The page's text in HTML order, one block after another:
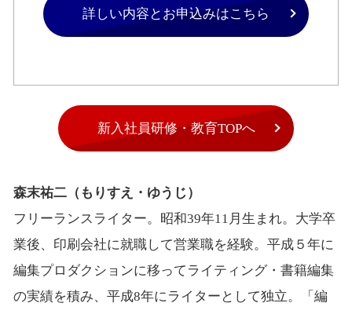
詳しい内容とお申込みはこちら
新入社員研修・教育TOPへ
森末祐二（もりすえ・ゆうじ）
フリーランスライター。昭和39年11月生まれ。大学卒
業後、印刷会社に就職して営業職を経験。平成５年に
編集プロダクションに移ってライティング・書籍編集
の実績を積み、平成8年にライターとして独立。「編